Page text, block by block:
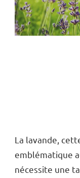
La lavande,
emblématique
nécessite une